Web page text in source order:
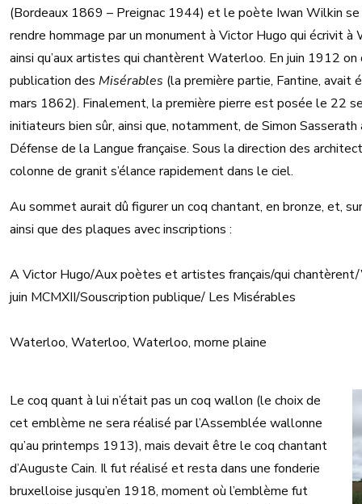
(Bordeaux 1869 – Preignac 1944) et le poète Iwan Wilkin
rendre hommage par un monument à Victor Hugo qui écrivit
ainsi qu’aux artistes qui chantèrent Waterloo. En juin 1912
publication des Misérables (la première partie, Fantine,
mars 1862). Finalement, la première pierre est posée le 22
initiateurs bien sûr, ainsi que, notamment, de Simon
Défense de la Langue française. Sous la direction des
colonne de granit s’élance rapidement dans le ciel.
Au sommet aurait dû figurer un coq chantant, en bronze, et,
ainsi que des plaques avec inscriptions :
A Victor Hugo/Aux poètes et artistes français/qui
juin MCMXII/Souscription publique/ Les Misérables
Waterloo, Waterloo, Waterloo, morne plaine
Le coq quant à lui n’était pas un coq wallon (le choix de
cet emblème ne sera réalisé par l’Assemblée wallonne
qu’au printemps 1913), mais devait être le coq chantant
d’Auguste Cain. Il fut réalisé et resta dans une fonderie
bruxelloise jusqu’en 1918, moment où l’emblème fut